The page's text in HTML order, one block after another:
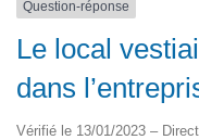
Question-réponse
Le local
dans
Vérifié le 13/01/2023 –